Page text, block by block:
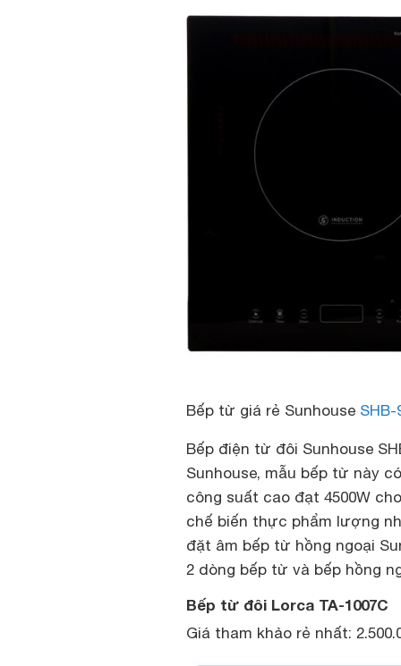
Bếp từ giá rẻ Sunhouse SHB-
Bếp điện từ đôi Sunhouse
Sunhouse, mẫu bếp từ này
công suất cao đạt 4500W
chế biến thực phẩm lượng
đặt âm bếp từ hồng ngoại
2 dòng bếp từ và bếp hồng
Bếp từ đôi Lorca TA-1007C
Giá tham khảo rẻ nhất: